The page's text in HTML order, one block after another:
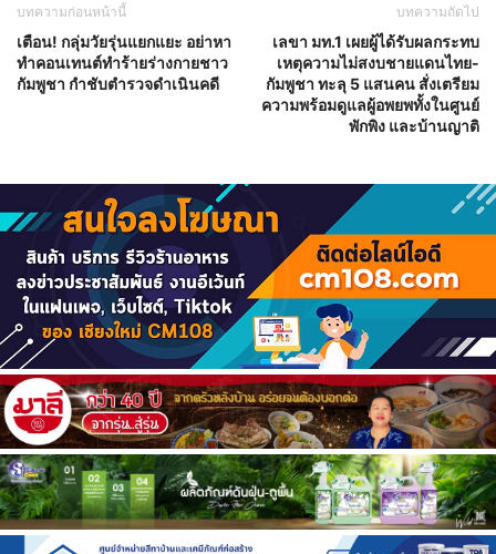
บทความก่อนหน้านี้
เตือน! กลุ่มวัยรุ่นแยกแยะ อย่าหา
ทำคอนเทนต์ทำร้ายร่างกายชาว
กัมพูชา กำชับตำรวจดำเนินคดี
บทความถัดไป
เลขา มท.1 เผยผู้ได้รับผลกระทบ
เหตุความไม่สงบชายแดนไทย-
กัมพูชา ทะลุ 5 แสนคน สั่งเตรียม
ความพร้อมดูแลผู้อพยพทั้งในศูนย์
พักพิง และบ้านญาติ